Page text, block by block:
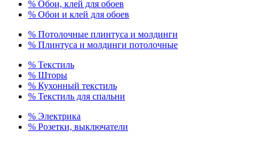
% Обои, клей для обоев
% Обои и клей для обоев
% Потолочные плинтуса и молдинги
% Плинтуса и молдинги потолочные
% Текстиль
% Шторы
% Кухонный текстиль
% Текстиль для спальни
% Электрика
% Розетки, выключатели